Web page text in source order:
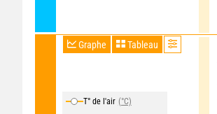
Graphe Tableau
T° de l'air (°C)